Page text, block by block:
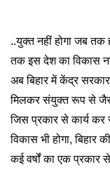
..युक्त नहीं होगा जब तक
तक इस देश का विकास
अब बिहार में केंद्र
मिलकर संयुक्त रूप से
जिस प्रकार से कार्य कर
विकास भी होगा, बिहार
कई वर्षों का एक प्रकार